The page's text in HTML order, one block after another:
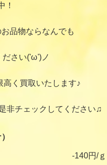
！
品物ならなんでも
ださい('ω')ノ
高く買取いたします♪
非チェックしてください♫
-140円/ｇ